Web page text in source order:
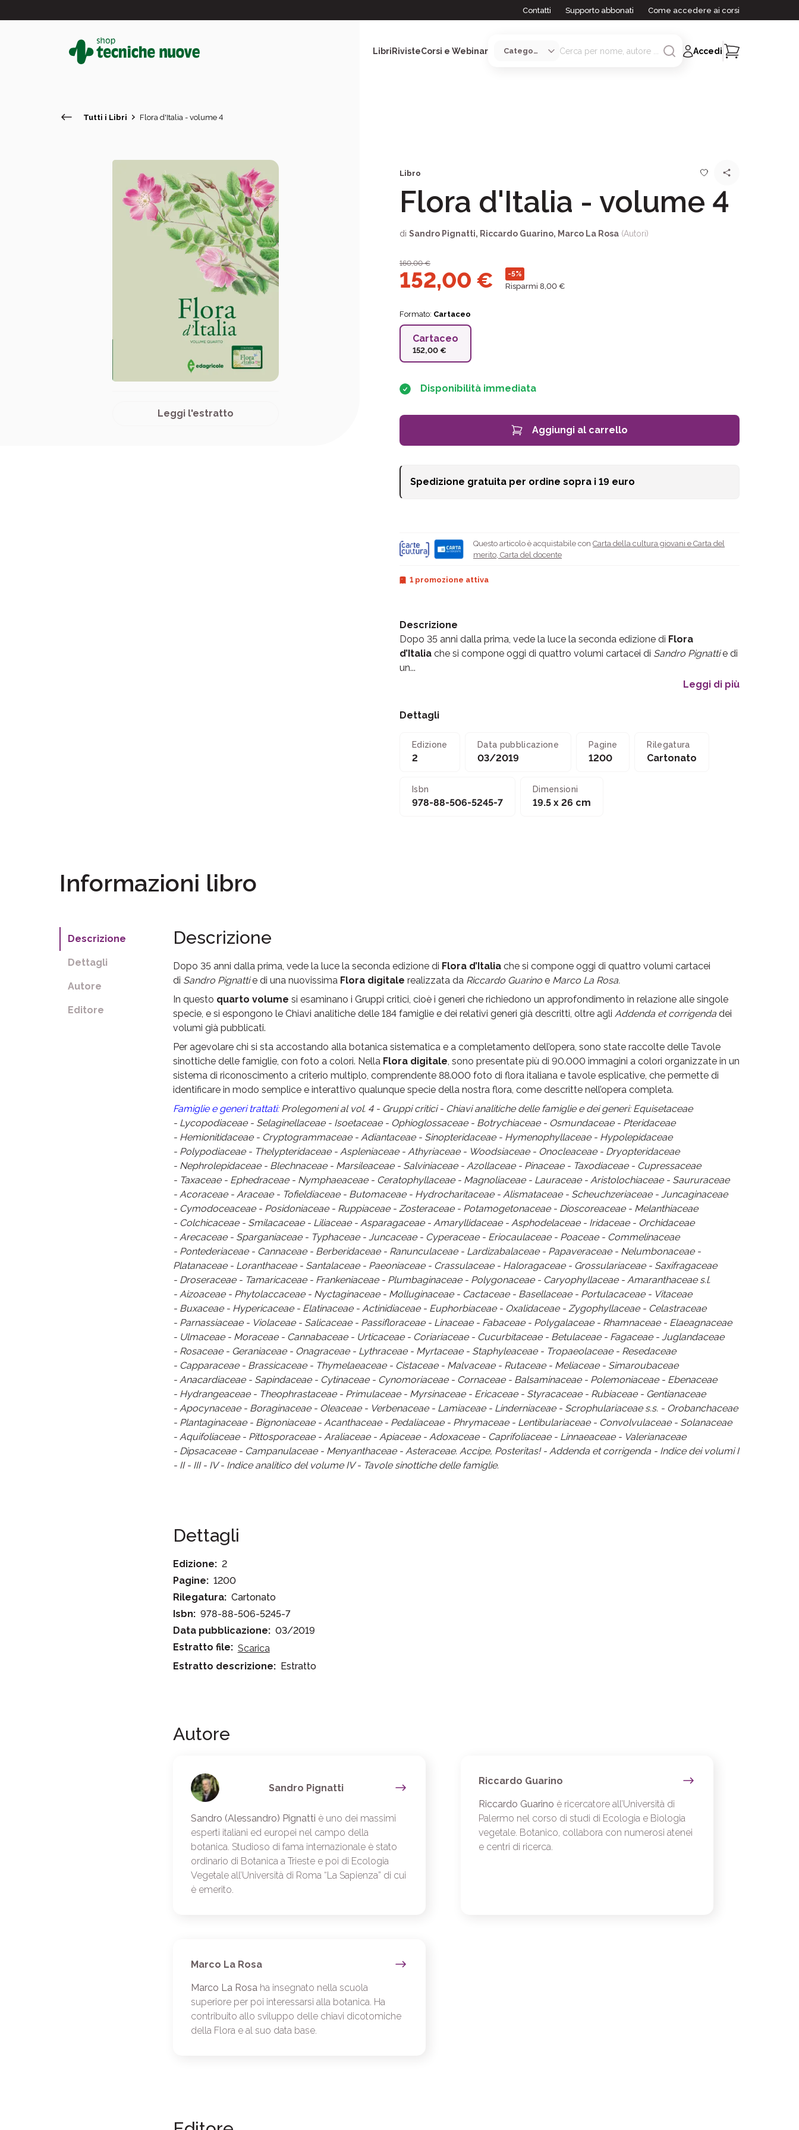
Contatti Supporto abbonati Come accedere ai corsi
LibriRivisteCorsi e Webinar Accedi
Tutti i Libri Flora d'Italia - volume 4
Leggi l'estratto
Libro
Flora d'Italia - volume 4
di Sandro Pignatti, Riccardo Guarino, Marco La Rosa (Autori)
160,00€
152,00 € -5%
Risparmi 8,00 €
Formato: Cartaceo
Cartaceo
152,00 €
Disponibilità immediata
Aggiungi al carrello
Spedizione gratuita per ordine sopra i 19 euro
Questo articolo è acquistabile con Carta della cultura giovani e Carta del
merito, Carta del docente
1 promozione attiva
Descrizione
Dopo 35 anni dalla prima, vede la luce la seconda edizione di Flora
d’Italia che si compone oggi di quattro volumi cartacei di Sandro Pignattie di
un...
Leggi di più
Dettagli
Edizione
2
Data pubblicazione
03/2019
Pagine
1200
Rilegatura
Cartonato
Isbn
978-88-506-5245-7
Dimensioni
19.5 x 26 cm
Informazioni libro
Descrizione
Dettagli
Autore
Editore
Descrizione
Dopo 35 anni dalla prima, vede la luce la seconda edizione di Flora d’Italia che si compone oggi di quattro volumi cartacei
di Sandro Pignattie di una nuovissima Flora digitale realizzata da Riccardo Guarino e Marco La Rosa.
In questo quarto volume si esaminano i Gruppi critici, cioè i generi che richiedono un approfondimento in relazione alle singole
specie, e si espongono le Chiavi analitiche delle 184 famiglie e dei relativi generi già descritti, oltre agli Addenda et corrigenda dei
volumi già pubblicati.
Per agevolare chi si sta accostando alla botanica sistematica e a completamento dell’opera, sono state raccolte delle Tavole
sinottiche delle famiglie, con foto a colori. Nella Flora digitale, sono presentate più di 90.000 immagini a colori organizzate in un
sistema di riconoscimento a criterio multiplo, comprendente 88.000 foto di flora italiana e tavole esplicative, che permette di
identificare in modo semplice e interattivo qualunque specie della nostra flora, come descritte nell’opera completa.
Famiglie e generi trattati: Prolegomeni al vol. 4 - Gruppi critici - Chiavi analitiche delle famiglie e dei generi: Equisetaceae
- Lycopodiaceae - Selaginellaceae - Isoetaceae - Ophioglossaceae - Botrychiaceae - Osmundaceae - Pteridaceae
- Hemionitidaceae - Cryptogrammaceae - Adiantaceae - Sinopteridaceae - Hymenophyllaceae - Hypolepidaceae
- Polypodiaceae - Thelypteridaceae - Aspleniaceae - Athyriaceae - Woodsiaceae - Onocleaceae - Dryopteridaceae
- Nephrolepidaceae - Blechnaceae - Marsileaceae - Salviniaceae - Azollaceae - Pinaceae - Taxodiaceae - Cupressaceae
- Taxaceae - Ephedraceae - Nymphaeaceae - Ceratophyllaceae - Magnoliaceae - Lauraceae - Aristolochiaceae - Saururaceae
- Acoraceae - Araceae - Tofieldiaceae - Butomaceae - Hydrocharitaceae - Alismataceae - Scheuchzeriaceae - Juncaginaceae
- Cymodoceaceae - Posidoniaceae - Ruppiaceae - Zosteraceae - Potamogetonaceae - Dioscoreaceae - Melanthiaceae
- Colchicaceae - Smilacaceae - Liliaceae - Asparagaceae - Amaryllidaceae - Asphodelaceae - Iridaceae - Orchidaceae
- Arecaceae - Sparganiaceae - Typhaceae - Juncaceae - Cyperaceae - Eriocaulaceae - Poaceae - Commelinaceae
- Pontederiaceae - Cannaceae - Berberidaceae - Ranunculaceae - Lardizabalaceae - Papaveraceae - Nelumbonaceae -
Platanaceae - Loranthaceae - Santalaceae - Paeoniaceae - Crassulaceae - Haloragaceae - Grossulariaceae - Saxifragaceae
- Droseraceae - Tamaricaceae - Frankeniaceae - Plumbaginaceae - Polygonaceae - Caryophyllaceae - Amaranthaceae s.l.
- Aizoaceae - Phytolaccaceae - Nyctaginaceae - Molluginaceae - Cactaceae - Basellaceae - Portulacaceae - Vitaceae
- Buxaceae - Hypericaceae - Elatinaceae - Actinidiaceae - Euphorbiaceae - Oxalidaceae - Zygophyllaceae - Celastraceae
- Parnassiaceae - Violaceae - Salicaceae - Passifloraceae - Linaceae - Fabaceae - Polygalaceae - Rhamnaceae - Elaeagnaceae
- Ulmaceae - Moraceae - Cannabaceae - Urticaceae - Coriariaceae - Cucurbitaceae - Betulaceae - Fagaceae - Juglandaceae
- Rosaceae - Geraniaceae - Onagraceae - Lythraceae - Myrtaceae - Staphyleaceae - Tropaeolaceae - Resedaceae
- Capparaceae - Brassicaceae - Thymelaeaceae - Cistaceae - Malvaceae - Rutaceae - Meliaceae - Simaroubaceae
- Anacardiaceae - Sapindaceae - Cytinaceae - Cynomoriaceae - Cornaceae - Balsaminaceae - Polemoniaceae - Ebenaceae
- Hydrangeaceae - Theophrastaceae - Primulaceae - Myrsinaceae - Ericaceae - Styracaceae - Rubiaceae - Gentianaceae
- Apocynaceae - Boraginaceae - Oleaceae - Verbenaceae - Lamiaceae - Linderniaceae - Scrophulariaceae s.s. - Orobanchaceae
- Plantaginaceae - Bignoniaceae - Acanthaceae - Pedaliaceae - Phrymaceae - Lentibulariaceae - Convolvulaceae - Solanaceae
- Aquifoliaceae - Pittosporaceae - Araliaceae - Apiaceae - Adoxaceae - Caprifoliaceae - Linnaeaceae - Valerianaceae
- Dipsacaceae - Campanulaceae - Menyanthaceae - Asteraceae. Accipe, Posteritas! - Addenda et corrigenda - Indice dei volumi I
- II - III - IV - Indice analitico del volume IV - Tavole sinottiche delle famiglie.
Dettagli
Edizione: 2
Pagine: 1200
Rilegatura: Cartonato
Isbn: 978-88-506-5245-7
Data pubblicazione: 03/2019
Estratto file: Scarica
Estratto descrizione: Estratto
Autore
Sandro Pignatti
Sandro (Alessandro) Pignatti è uno dei massimi
esperti italiani ed europei nel campo della
botanica. Studioso di fama internazionale è stato
ordinario di Botanica a Trieste e poi di Ecologia
Vegetale all’Università di Roma “La Sapienza” di cui
è emerito.
Riccardo Guarino
Riccardo Guarino è ricercatore all’Università di
Palermo nel corso di studi di Ecologia e Biologia
vegetale. Botanico, collabora con numerosi atenei
e centri di ricerca.
Marco La Rosa
Marco La Rosaha insegnato nella scuola
superiore per poi interessarsi alla botanica. Ha
contribuito allo sviluppo delle chiavi dicotomiche
della Flora e al suo data base.